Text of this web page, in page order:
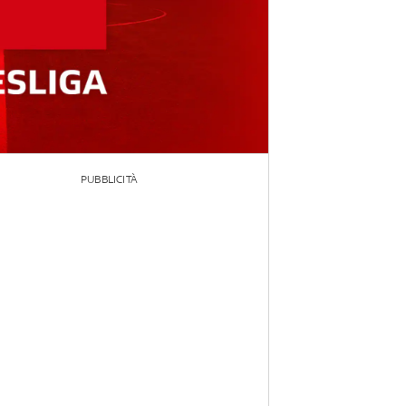
PUBBLICITÀ